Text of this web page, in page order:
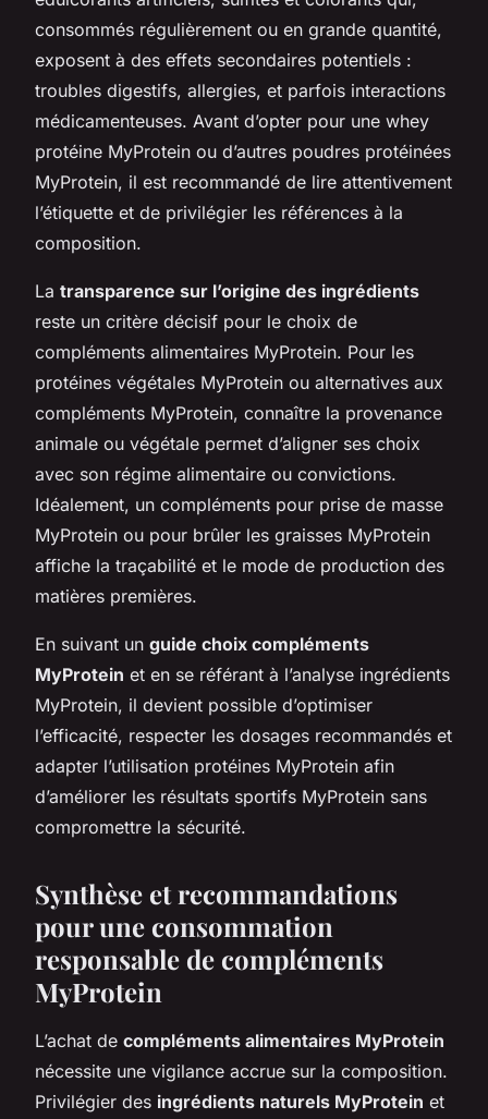
consommés régulièrement ou en grande quantité,
exposent à des effets secondaires potentiels :
troubles digestifs, allergies, et parfois interactions
médicamenteuses. Avant d’opter pour une whey
protéine MyProtein ou d’autres poudres protéinées
MyProtein, il est recommandé de lire attentivement
l’étiquette et de privilégier les références à la
composition.
La transparence sur l’origine des ingrédients
reste un critère décisif pour le choix de
compléments alimentaires MyProtein. Pour les
protéines végétales MyProtein ou alternatives aux
compléments MyProtein, connaître la provenance
animale ou végétale permet d’aligner ses choix
avec son régime alimentaire ou convictions.
Idéalement, un compléments pour prise de masse
MyProtein ou pour brûler les graisses MyProtein
affiche la traçabilité et le mode de production des
matières premières.
En suivant un guide choix compléments
MyProtein et en se référant à l’analyse ingrédients
MyProtein, il devient possible d’optimiser
l’efficacité, respecter les dosages recommandés et
adapter l’utilisation protéines MyProtein afin
d’améliorer les résultats sportifs MyProtein sans
compromettre la sécurité.
Synthèse et recommandations
pour une consommation
responsable de compléments
MyProtein
L’achat de compléments alimentaires MyProtein
nécessite une vigilance accrue sur la composition.
Privilégier des ingrédients naturels MyProtein et